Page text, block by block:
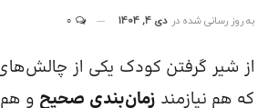
به روز رسانی شده در دی 4, 1404
از شیر گرفتن کودک یکی از
که هم نیازمند زمان‌بندی صحیح و هم